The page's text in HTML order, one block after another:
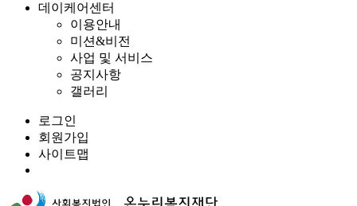
데이케어센터
이용안내
미션&비전
사업 및 서비스
공지사항
갤러리
로그인
회원가입
사이트맵